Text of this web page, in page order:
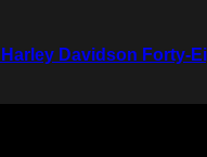
Davidson Forty-